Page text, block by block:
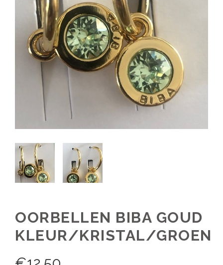
OORBELLEN BIBA GOUD
KLEUR/KRISTAL/GROEN